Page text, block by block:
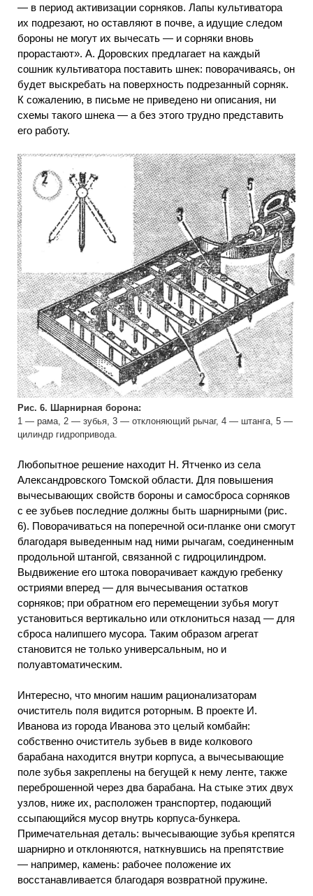
— в период активизации сорняков. Лапы культиватора
их подрезают, но оставляют в почве, а идущие следом
бороны не могут их вычесать — и сорняки вновь
прорастают». А. Доровских предлагает на каждый
сошник культиватора поставить шнек: поворачиваясь, он
будет выскребать на поверхность подрезанный сорняк.
К сожалению, в письме не приведено ни описания, ни
схемы такого шнека — а без этого трудно представить
его работу.
Рис. 6. Шарнирная борона:
1 — рама, 2 — зубья, 3 — отклоняющий рычаг, 4 — штанга, 5 —
цилиндр гидропривода.
Любопытное решение находит Н. Ятченко из села
Александровского Томской области. Для повышения
вычесывающих свойств бороны и самосброса сорняков
с ее зубьев последние должны быть шарнирными (рис.
6). Поворачиваться на поперечной оси-планке они смогут
благодаря выведенным над ними рычагам, соединенным
продольной штангой, связанной с гидроцилиндром.
Выдвижение его штока поворачивает каждую гребенку
остриями вперед — для вычесывания остатков
сорняков; при обратном его перемещении зубья могут
установиться вертикально или отклониться назад — для
сброса налипшего мусора. Таким образом агрегат
становится не только универсальным, но и
полуавтоматическим.
Интересно, что многим нашим рационализаторам
очиститель поля видится роторным. В проекте И.
Иванова из города Иванова это целый комбайн:
собственно очиститель зубьев в виде колкового
барабана находится внутри корпуса, а вычесывающие
поле зубья закреплены на бегущей к нему ленте, также
переброшенной через два барабана. На стыке этих двух
узлов, ниже их, расположен транспортер, подающий
ссыпающийся мусор внутрь корпуса-бункера.
Примечательная деталь: вычесывающие зубья крепятся
шарнирно и отклоняются, наткнувшись на препятствие
— например, камень: рабочее положение их
восстанавливается благодаря возвратной пружине.